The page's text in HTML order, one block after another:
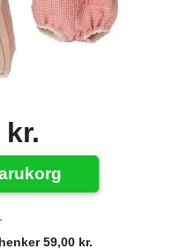
kr.
59,00 kr.